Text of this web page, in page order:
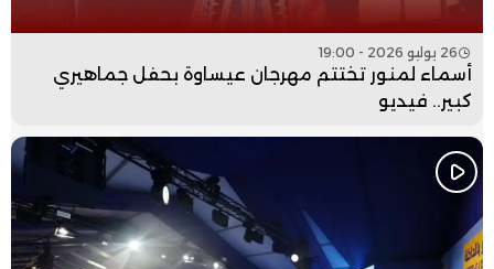
26 يوليو 2026 - 19:00
أسماء لمنور تختتم مهرجان عيساوة بحفل جماهيري
كبير.. فيديو